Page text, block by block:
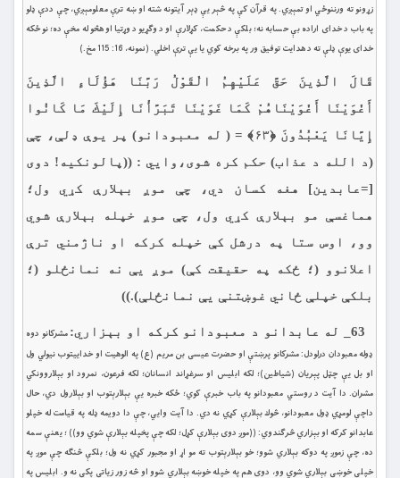
زړونو ته ورننوځي او تمېږي. په قرآن كې په څېر يې ډېر آيتونه شته او ښه ترې معلومېږي، چې ددې ډلو
په باب د خداى اراده بې حسابه نه؛ بلكې د حكمت، كړلارې او د وګړيو د وړتيا او هڅو له مخې ده؛ نو ځكه
خداى يوې ډلې ته د هدايت توفيق ور په برخه كوي يا يې ترې اخلي. (نمونه، 16: 115 مخ.)
قَالَ الَّذِينَ حَقَّ عَلَيْهِمُ الْقَوْلُ رَبَّنَا هَؤُلَاءِ الَّذِينَ
أَغْوَيْنَا أَغْوَيْنَاهُمْ كَمَا غَوَيْنَا تَبَرَّأْنَا إِلَيْكَ مَا كَانُوا
إِيَّانَا يَعْبُدُونَ ﴿۶۳﴾ = ( له معبودانو) پر يوې ډلې، چې
(د الله د عذاب) حكم کره شوى،وايي : ((پالونكيه! دوى
[=عابدين] هغه کسان دي، چې موږ بېلارې کړي ول؛
هماغسې مو بېلارې کړي ول، چې موږ خپله بېلارې شوي
وو، اوس ستا په درشل کې خپله کرکه او ناژمني ترې
اعلانوو (؛ ځکه په حقيقت کې) موږ یې نه نمانځلو (؛
بلکې خپلې ځاني غوښتنې يې نمانځلې).))
مشركانو دوه
ډوله معبودان درلودل: مشركانو پرښتې او حضرت عيسى بن مريم (ع) په الوهيت او خداييتوب نيولي ول
او بل يې چټل پېريان (شياطين)؛ لكه ابليس او سرغړاند انسانان؛ لكه فرعون، نمرود او بېلاروونكي
مشران. دا آيت د روستي معبودانو په باب خبرې كوي؛ ځكه خبره يې بېلارېتوب او بېلارول دي، حال
داچې لومړي ډول معبودانو، څوك بېلارې كړي نه دي. دا آيت وايي، چې دا دويمه ډله په قيامت له خپلو
عابدانو كركه او بېزاري څرګندوي: ((موږ دوى بېلارې كړل؛ لكه چې پخپله بېلارې شوي وو)) ؛ يعنې سمه
ده، چې زموږ په دوكه بېلاري شوو؛ خو بېلارېتوب ته مو اړ او مجبور كړي نه ول؛ بلكې څنګه چې موږ په
خپلې خوښې بېلاري شوي وو، دوى هم په خپله خوښه بېلاري شوو او څه زور زياتى پكې نه و. ابليس په